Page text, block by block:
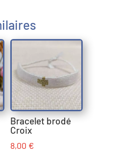
Bracelet brodé
Croix
8,00 €